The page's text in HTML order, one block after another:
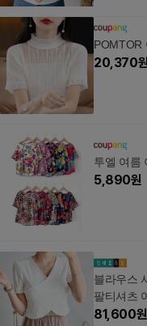
POMTOR
20,370
투엘 여름
5,890원
블라우스
팔티셔츠
81,600원